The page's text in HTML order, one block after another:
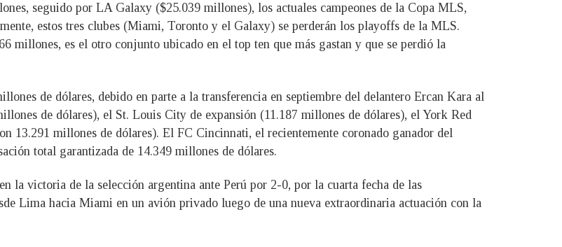
seguido por LA Galaxy ($25.039 millones), los actuales campeones de la Copa MLS,
estos tres clubes (Miami, Toronto y el Galaxy) se perderán los playoffs de la MLS.
millones, es el otro conjunto ubicado en el top ten que más gastan y que se perdió la
de dólares, debido en parte a la transferencia en septiembre del delantero Ercan Kara al
de dólares), el St. Louis City de expansión (11.187 millones de dólares), el York Red
13.291 millones de dólares). El FC Cincinnati, el recientemente coronado ganador del
total garantizada de 14.349 millones de dólares.
la victoria de la selección argentina ante Perú por 2-0, por la cuarta fecha de las
Lima hacia Miami en un avión privado luego de una nueva extraordinaria actuación con la